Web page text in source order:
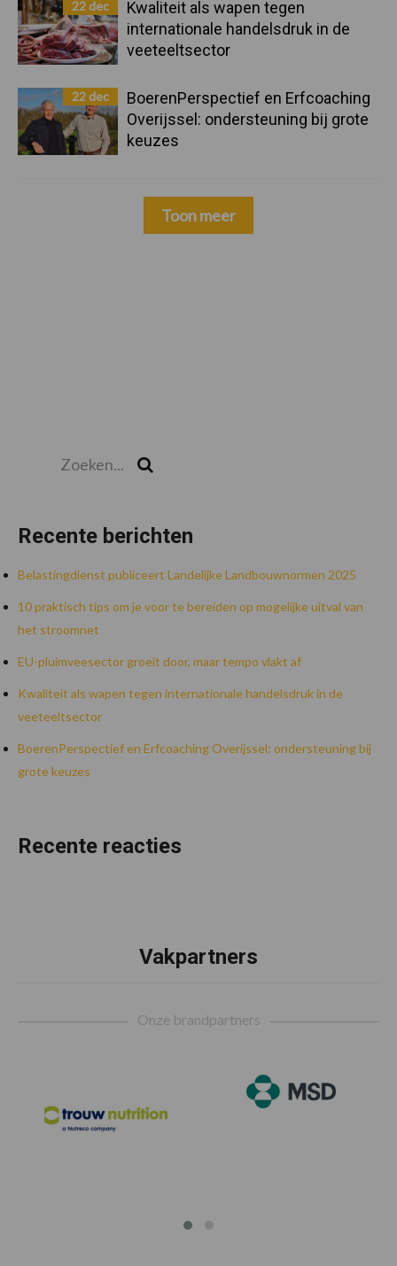
22 dec
Kwaliteit als wapen tegen
internationale handelsdruk in de
veeteeltsector
22 dec
BoerenPerspectief en Erfcoaching
Overijssel: ondersteuning bij grote
keuzes
Toon meer
Recente berichten
Belastingdienst publiceert Landelijke Landbouwnormen 2025
10 praktisch tips om je voor te bereiden op mogelijke uitval van
het stroomnet
EU-pluimveesector groeit door, maar tempo vlakt af
Kwaliteit als wapen tegen internationale handelsdruk in de
veeteeltsector
BoerenPerspectief en Erfcoaching Overijssel: ondersteuning bij
grote keuzes
Recente reacties
Vakpartners
Onze brandpartners